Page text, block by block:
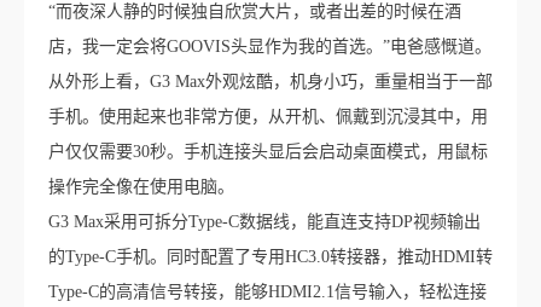
“而夜深人静的时候独自欣赏大片，或者出差的时候在酒
店，我一定会将GOOVIS头显作为我的首选。”电爸感慨道。
从外形上看，G3 Max外观炫酷，机身小巧，重量相当于一部
手机。使用起来也非常方便，从开机、佩戴到沉浸其中，用
户仅仅需要30秒。手机连接头显后会启动桌面模式，用鼠标
操作完全像在使用电脑。
G3 Max采用可拆分Type-C数据线，能直连支持DP视频输出
的Type-C手机。同时配置了专用HC3.0转接器，推动HDMI转
Type-C的高清信号转接，能够HDMI2.1信号输入，轻松连接